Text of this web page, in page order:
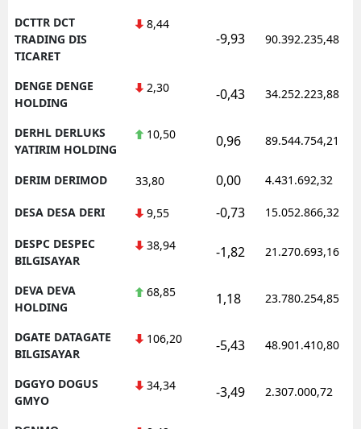
DCTTR DCT
TRADING DIS
TICARET
8,44
-9,93 90.392.235,48
DENGE DENGE
HOLDING
2,30 -0,43 34.252.223,88
DERHL DERLUKS
YATIRIM HOLDING
10,50 0,96 89.544.754,21
DERIM DERIMOD 33,80 0,00 4.431.692,32
DESA DESA DERI 9,55 -0,73 15.052.866,32
DESPC DESPEC
BILGISAYAR
38,94 -1,82 21.270.693,16
DEVA DEVA
HOLDING
68,85 1,18 23.780.254,85
DGATE DATAGATE
BILGISAYAR
106,20 -5,43 48.901.410,80
DGGYO DOGUS
GMYO
34,34 -3,49 2.307.000,72